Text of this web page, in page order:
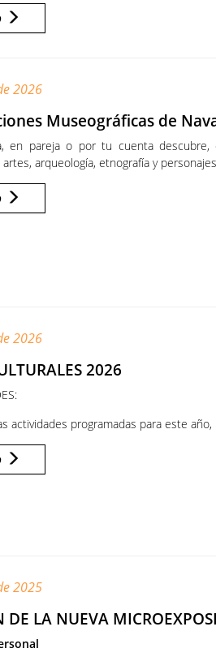
2026
Museográficas de
en pareja o por tu cuenta
arqueología, etnografía y personajes
2026
2026
actividades programadas para este
2025
DE LA NUEVA